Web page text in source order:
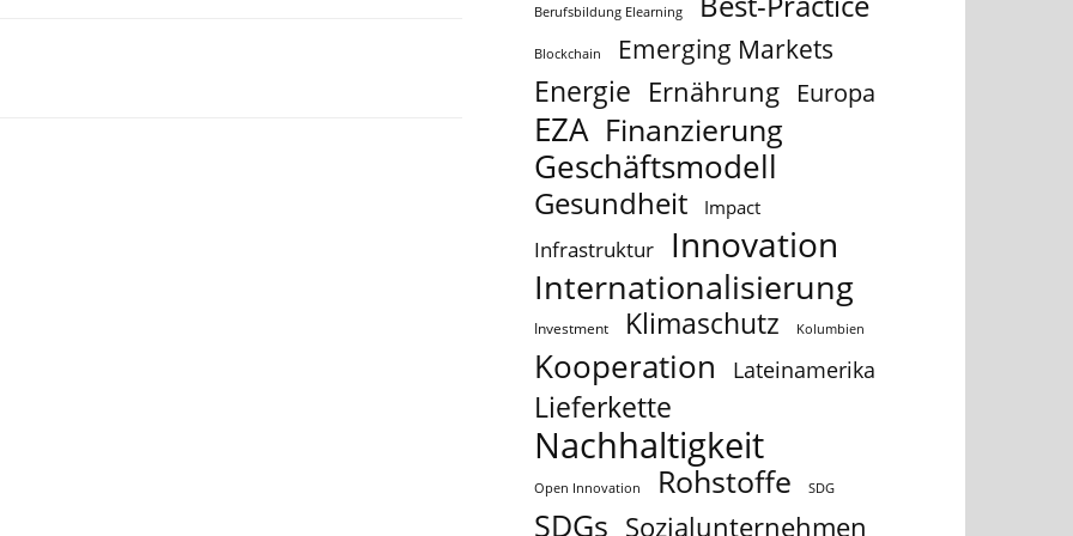
Berufsbildung Elearning
Blockchain Emerging Markets
Energie Ernährung Europa
EZA Finanzierung
Geschäftsmodell
Gesundheit Impact
Infrastruktur Innovation
Internationalisierung
Investment Klimaschutz Kolumbien
Kooperation Lateinamerika
Lieferkette
Nachhaltigkeit
Open Innovation Rohstoffe SDG
SDGs Sozialunternehmen